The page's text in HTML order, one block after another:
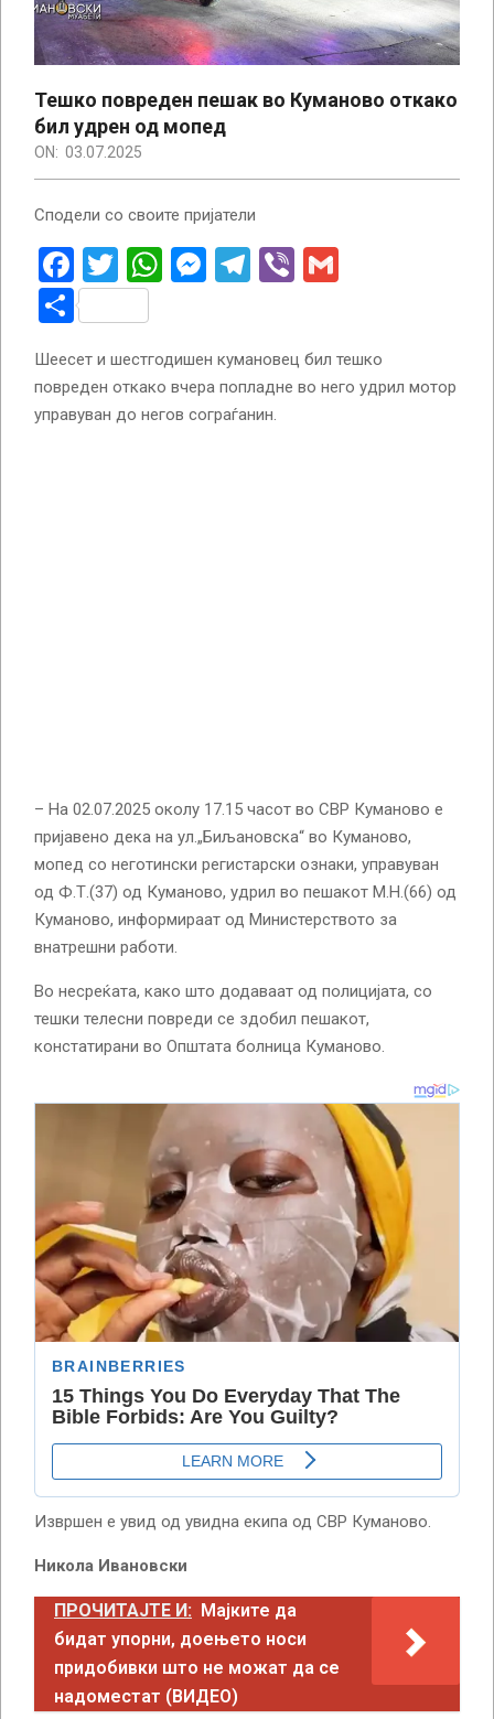
Тешко повреден пешак во Куманово откако
бил удрен од мопед
ON: 03.07.2025
Сподели со своите пријатели
Facebook
Twitter
WhatsApp
Messenger
Telegram
Viber
Share
Шеесет и шестгодишен кумановец бил тешко
повреден откако вчера попладне во него удрил мотор
управуван до негов сограѓанин.
– На 02.07.2025 околу 17.15 часот во СВР Куманово е
пријавено дека на ул.„Биљановска“ во Куманово,
мопед со неготински регистарски ознаки, управуван
од Ф.Т.(37) од Куманово, удрил во пешакот М.Н.(66) од
Куманово, информираат од Министерството за
внатрешни работи.
Во несреќата, како што додаваат од полицијата, со
тешки телесни повреди се здобил пешакот,
констатирани во Општата болница Куманово.
Извршен е увид од увидна екипа од СВР Куманово.
Никола Ивановски
ПРОЧИТАЈТЕ И: Мајките да
бидат упорни, доењето носи
придобивки што не можат да се
надоместат (ВИДЕО)